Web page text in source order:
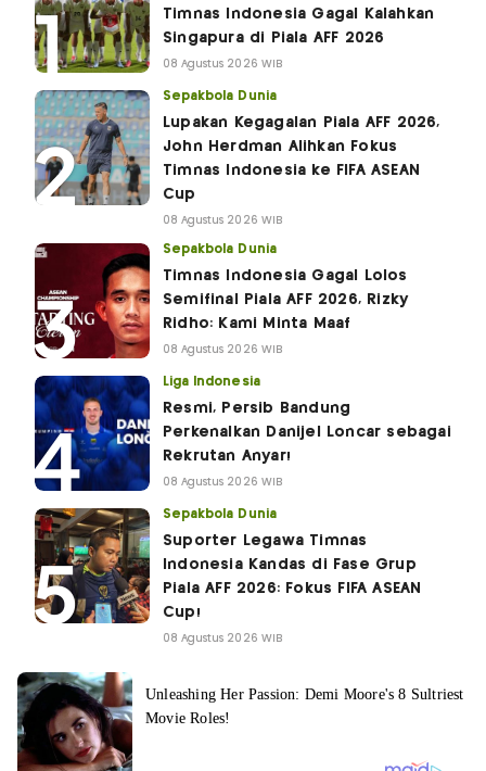
Timnas Indonesia Gagal Kalahkan
Singapura di Piala AFF 2026
08 Agustus 2026 WIB
Sepakbola Dunia
Lupakan Kegagalan Piala AFF 2026,
John Herdman Alihkan Fokus
Timnas Indonesia ke FIFA ASEAN
Cup
08 Agustus 2026 WIB
Sepakbola Dunia
Timnas Indonesia Gagal Lolos
Semifinal Piala AFF 2026, Rizky
Ridho: Kami Minta Maaf
08 Agustus 2026 WIB
Liga Indonesia
Resmi, Persib Bandung
Perkenalkan Danijel Loncar sebagai
Rekrutan Anyar!
08 Agustus 2026 WIB
Sepakbola Dunia
Suporter Legawa Timnas
Indonesia Kandas di Fase Grup
Piala AFF 2026: Fokus FIFA ASEAN
Cup!
08 Agustus 2026 WIB